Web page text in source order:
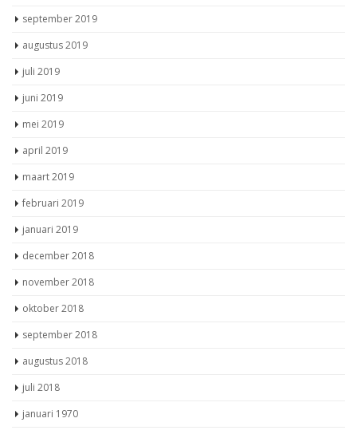
september 2019
augustus 2019
juli 2019
juni 2019
mei 2019
april 2019
maart 2019
februari 2019
januari 2019
december 2018
november 2018
oktober 2018
september 2018
augustus 2018
juli 2018
januari 1970